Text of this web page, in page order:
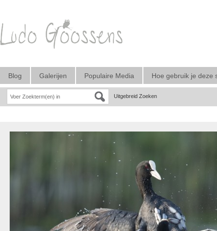
Blog Galerijen Populaire Media Hoe gebruik je deze
Uitgebreid Zoeken